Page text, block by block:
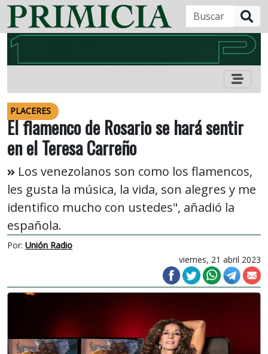
PLACERES
El flamenco de Rosario se hará sentir
en el Teresa Carreño
Los venezolanos son como los flamencos,
les gusta la música, la vida, son alegres y me
identifico mucho con ustedes", añadió la
española.
Por: Unión Radio
viernes, 21 abril 2023